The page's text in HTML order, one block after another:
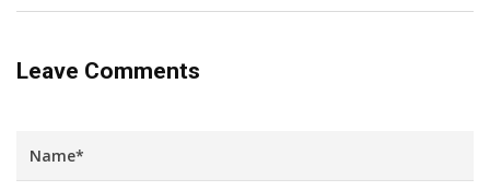
Leave Comments